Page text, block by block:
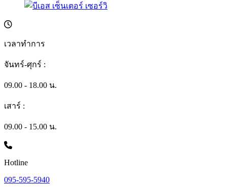
เวลาทำการ
จันทร์-ศุกร์ :
09.00 - 18.00 น.
เสาร์ :
09.00 - 15.00 น.
Hotline
095-595-5940